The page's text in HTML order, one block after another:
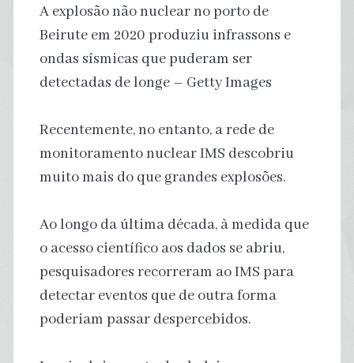
A explosão não nuclear no porto de
Beirute em 2020 produziu infrassons e
ondas sísmicas que puderam ser
detectadas de longe – Getty Images
Recentemente, no entanto, a rede de
monitoramento nuclear IMS descobriu
muito mais do que grandes explosões.
Ao longo da última década, à medida que
o acesso científico aos dados se abriu,
pesquisadores recorreram ao IMS para
detectar eventos que de outra forma
poderiam passar despercebidos.